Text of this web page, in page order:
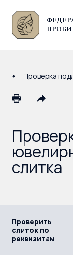
© Федеральная
Проверка
слитка
Проверить
слиток по
реквизитам